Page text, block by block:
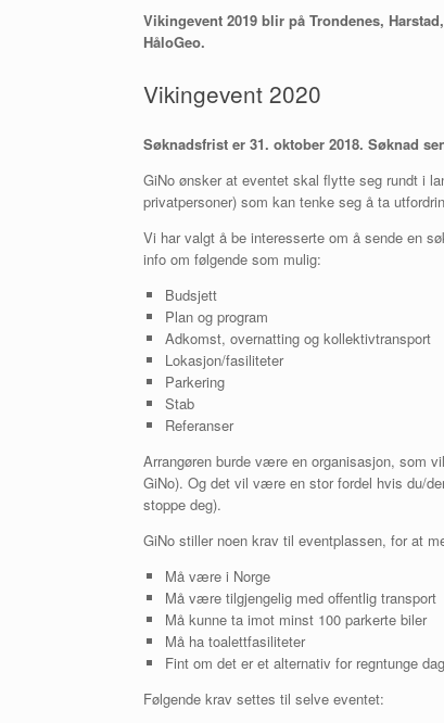
Vikingevent 2019 blir på Trondenes,
HåloGeo.
Vikingevent 2020
Søknadsfrist er 31. oktober 2018. Søknad
GiNo ønsker at eventet skal flytte seg rundt i
privatpersoner) som kan tenke seg å ta
Vi har valgt å be interesserte om å sende en
info om følgende som mulig:
Budsjett
Plan og program
Adkomst, overnatting og kollektivtransport
Lokasjon/fasiliteter
Parkering
Stab
Referanser
Arrangøren burde være en organisasjon, som
GiNo). Og det vil være en stor fordel hvis du/
stoppe deg).
GiNo stiller noen krav til eventplassen, for at
Må være i Norge
Må være tilgjengelig med offentlig transport
Må kunne ta imot minst 100 parkerte biler
Må ha toalettfasiliteter
Fint om det er et alternativ for regntunge
Følgende krav settes til selve eventet: